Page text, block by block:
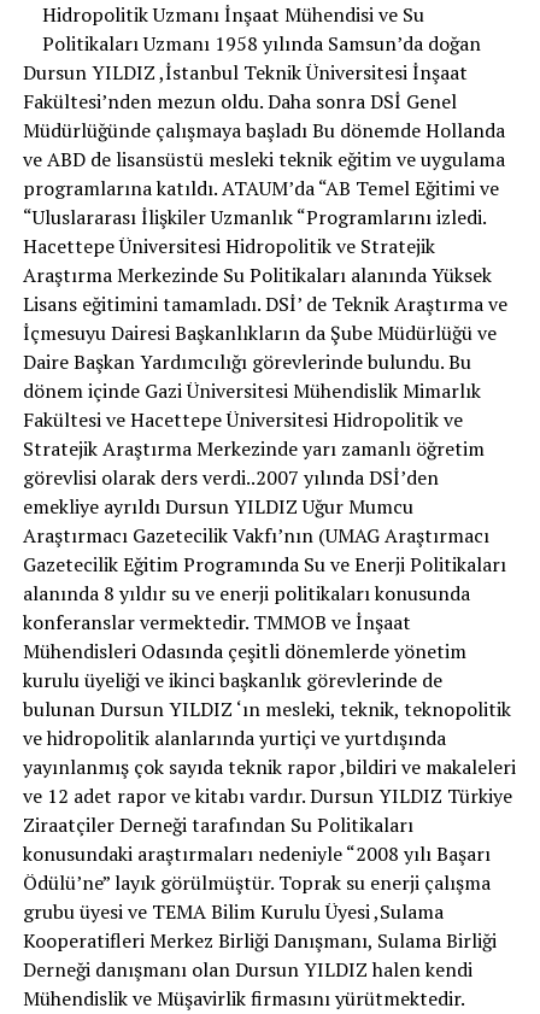
Hidropolitik Uzmanı İnşaat Mühendisi ve Su
Politikaları Uzmanı 1958 yılında Samsun’da doğan
Dursun YILDIZ ,İstanbul Teknik Üniversitesi İnşaat
Fakültesi’nden mezun oldu. Daha sonra DSİ Genel
Müdürlüğünde çalışmaya başladı Bu dönemde Hollanda
ve ABD de lisansüstü mesleki teknik eğitim ve uygulama
programlarına katıldı. ATAUM’da “AB Temel Eğitimi ve
“Uluslararası İlişkiler Uzmanlık “Programlarını izledi.
Hacettepe Üniversitesi Hidropolitik ve Stratejik
Araştırma Merkezinde Su Politikaları alanında Yüksek
Lisans eğitimini tamamladı. DSİ’ de Teknik Araştırma ve
İçmesuyu Dairesi Başkanlıkların da Şube Müdürlüğü ve
Daire Başkan Yardımcılığı görevlerinde bulundu. Bu
dönem içinde Gazi Üniversitesi Mühendislik Mimarlık
Fakültesi ve Hacettepe Üniversitesi Hidropolitik ve
Stratejik Araştırma Merkezinde yarı zamanlı öğretim
görevlisi olarak ders verdi..2007 yılında DSİ’den
emekliye ayrıldı Dursun YILDIZ Uğur Mumcu
Araştırmacı Gazetecilik Vakfı’nın (UMAG Araştırmacı
Gazetecilik Eğitim Programında Su ve Enerji Politikaları
alanında 8 yıldır su ve enerji politikaları konusunda
konferanslar vermektedir. TMMOB ve İnşaat
Mühendisleri Odasında çeşitli dönemlerde yönetim
kurulu üyeliği ve ikinci başkanlık görevlerinde de
bulunan Dursun YILDIZ ‘ın mesleki, teknik, teknopolitik
ve hidropolitik alanlarında yurtiçi ve yurtdışında
yayınlanmış çok sayıda teknik rapor ,bildiri ve makaleleri
ve 12 adet rapor ve kitabı vardır. Dursun YILDIZ Türkiye
Ziraatçiler Derneği tarafından Su Politikaları
konusundaki araştırmaları nedeniyle “2008 yılı Başarı
Ödülü’ne” layık görülmüştür. Toprak su enerji çalışma
grubu üyesi ve TEMA Bilim Kurulu Üyesi ,Sulama
Kooperatifleri Merkez Birliği Danışmanı, Sulama Birliği
Derneği danışmanı olan Dursun YILDIZ halen kendi
Mühendislik ve Müşavirlik firmasını yürütmektedir.